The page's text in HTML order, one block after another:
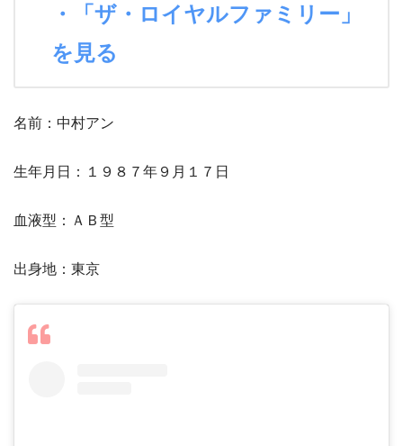
・「ザ・ロイヤルファミリー」
を見る
名前：中村アン
生年月日：１９８７年９月１７日
血液型：ＡＢ型
出身地：東京